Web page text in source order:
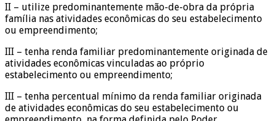
II – utilize predominantemente mão-de-obra da própria
família nas atividades econômicas do seu estabelecimento
ou empreendimento;
III – tenha renda familiar predominantemente originada de
atividades econômicas vinculadas ao próprio
estabelecimento ou empreendimento;
III – tenha percentual mínimo da renda familiar originada
de atividades econômicas do seu estabelecimento ou